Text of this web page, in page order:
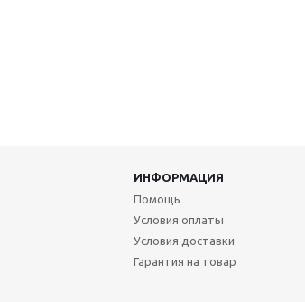
ИНФОРМАЦИЯ
Помощь
Условия оплаты
Условия доставки
Гарантия на товар